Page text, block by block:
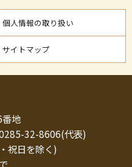
個人情報の取り扱い
サイトマップ
地
32-8606(代表)
祝日を除く)